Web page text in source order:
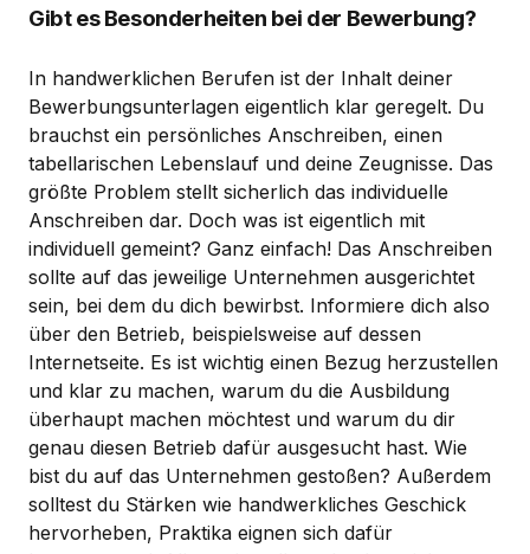
Gibt es Besonderheiten bei der Bewerbung?
In handwerklichen Berufen ist der Inhalt deiner
Bewerbungsunterlagen eigentlich klar geregelt. Du
brauchst ein persönliches Anschreiben, einen
tabellarischen Lebenslauf und deine Zeugnisse. Das
größte Problem stellt sicherlich das individuelle
Anschreiben dar. Doch was ist eigentlich mit
individuell gemeint? Ganz einfach! Das Anschreiben
sollte auf das jeweilige Unternehmen ausgerichtet
sein, bei dem du dich bewirbst. Informiere dich also
über den Betrieb, beispielsweise auf dessen
Internetseite. Es ist wichtig einen Bezug herzustellen
und klar zu machen, warum du die Ausbildung
überhaupt machen möchtest und warum du dir
genau diesen Betrieb dafür ausgesucht hast. Wie
bist du auf das Unternehmen gestoßen? Außerdem
solltest du Stärken wie handwerkliches Geschick
hervorheben, Praktika eignen sich dafür